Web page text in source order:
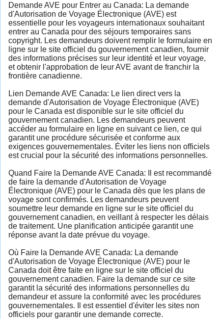
Demande AVE pour Entrer au Canada: La demande
d'Autorisation de Voyage Électronique (AVE) est
essentielle pour les voyageurs internationaux souhaitant
entrer au Canada pour des séjours temporaires sans
copyright. Les demandeurs doivent remplir le formulaire en
ligne sur le site officiel du gouvernement canadien, fournir
des informations précises sur leur identité et leur voyage,
et obtenir l'approbation de leur AVE avant de franchir la
frontière canadienne.
Lien Demande AVE Canada: Le lien direct vers la
demande d'Autorisation de Voyage Électronique (AVE)
pour le Canada est disponible sur le site officiel du
gouvernement canadien. Les demandeurs peuvent
accéder au formulaire en ligne en suivant ce lien, ce qui
garantit une procédure sécurisée et conforme aux
exigences gouvernementales. Éviter les liens non officiels
est crucial pour la sécurité des informations personnelles.
Quand Faire la Demande AVE Canada: Il est recommandé
de faire la demande d'Autorisation de Voyage
Électronique (AVE) pour le Canada dès que les plans de
voyage sont confirmés. Les demandeurs peuvent
soumettre leur demande en ligne sur le site officiel du
gouvernement canadien, en veillant à respecter les délais
de traitement. Une planification anticipée garantit une
réponse avant la date prévue du voyage.
Où Faire la Demande AVE Canada: La demande
d'Autorisation de Voyage Électronique (AVE) pour le
Canada doit être faite en ligne sur le site officiel du
gouvernement canadien. Faire la demande sur ce site
garantit la sécurité des informations personnelles du
demandeur et assure la conformité avec les procédures
gouvernementales. Il est essentiel d'éviter les sites non
officiels pour garantir une demande correcte.